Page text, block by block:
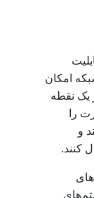
امکان
یک نقطه
را
و
کنند.